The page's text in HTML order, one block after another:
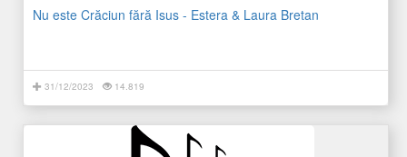
Nu este Crăciun fără Isus - Estera & Laura Bretan
31/12/2023 14.819